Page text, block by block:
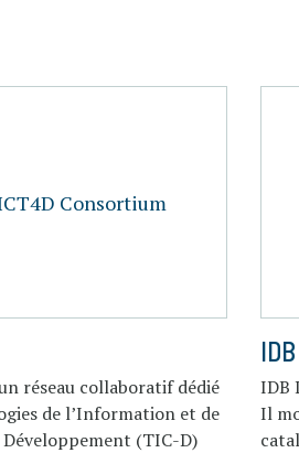
réseau collaboratif dédié
de l’Information et de
(TIC-D)
IDB
Il